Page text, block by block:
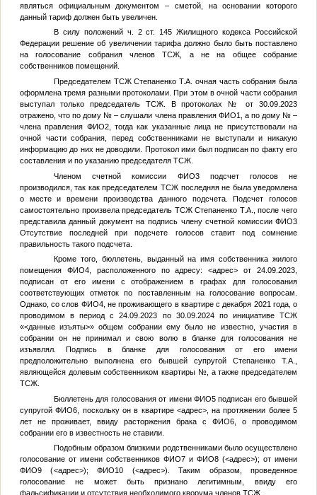
являться официальным документом – сметой, на основании которого
данный тариф должен быть увеличен.
В силу положений ч. 2 ст. 145 Жилищного кодекса Российской
Федерации решение об увеличении тарифа должно было быть поставлено
на голосование собрания членов ТСЖ, а не на общее собрание
собственников помещений.
Председателем ТСЖ Степаненко Т.А. очная часть собрания была
оформлена тремя разными протоколами. При этом в очной части собрания
выступал только председатель ТСЖ. В протоколах №
от 30.09.2023
отражено, что по дому № – слушали члена правления ФИО1 , а по дому № –
члена правления ФИО2, тогда как указанные лица не присутствовали на
очной части собрания, перед собственниками не выступали и никакую
информацию до них не доводили. Протокол ими был подписан по факту его
составления и по указанию председателя ТСЖ.
Членом счетной комиссии ФИО3подсчет голосов не
производился, так как председателем ТСЖ последняя не была уведомлена
о месте и времени производства данного подсчета. Подсчет голосов
самостоятельно произвела председатель ТСЖ Степаненко Т.А., после чего
представила данный документ на подпись члену счетной комиссииФИО3
Отсутствие последней при подсчете голосов ставит под сомнение
правильность такого подсчета.
Кроме того, бюллетень, выданный на имя собственника жилого
помещения ФИО4, расположенного по адресу:<адрес> от 24.09.2023,
подписан от его имени с отображением в графах для голосования
соответствующих отметок по поставленным на голосование вопросам.
Однако, со слов ФИО4, не проживающего в квартире с декабря 2021 года, о
проводимом в период с 24.09.2023 по 30.09.2024 по инициативе ТСЖ
«<данные изъяты>» общем собрании ему было не известно, участия в
собрании он не принимал и свою волю в бланке для голосования не
изъявлял. Подпись в бланке для голосования от его имени
предположительно выполнена его бывшей супругой Степаненко Т.А.,
являющейся долевым собственником квартиры № , а также председателем
ТСЖ.
Бюллетень для голосования от имени ФИО5подписан его бывшей
супругойФИО6 , поскольку он в квартире <адрес>, на протяжении более 5
лет не проживает, ввиду расторжения брака сФИО6 , о проводимом
собрании его в известность не ставили.
Подобным образом близкими родственниками было осуществлено
голосование от имени собственников ФИО7 иФИО8 (<адрес>); от имени
ФИО9(<адрес>);ФИО10 (<адрес>). Таким образом, проведенное
голосование не может быть признано легитимным, ввиду его
фальсификации и отсутствия необходимого кворума членов ТСЖ.